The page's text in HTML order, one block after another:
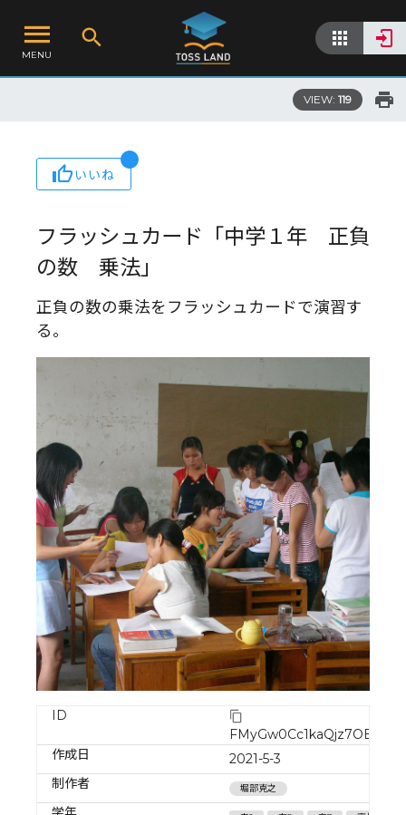
MENU
VIEW: 119
いいね
フラッシュカード「中学１年 正負
の数 乗法」
正負の数の乗法をフラッシュカードで演習す
る。
ID
FMyGw0Cc1kaQjz7OBLtR
作成日
2021-5-3
制作者
堀部克之